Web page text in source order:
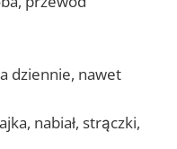
dziennie, nawet
nabiał, strączki,